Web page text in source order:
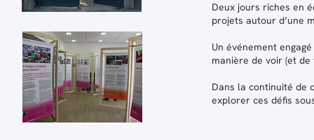
Deux jours riches en
projets autour d’une
Un événement
manière de voir (et
Dans la continuité de
explorer ces défis